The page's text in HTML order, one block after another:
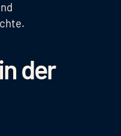
der